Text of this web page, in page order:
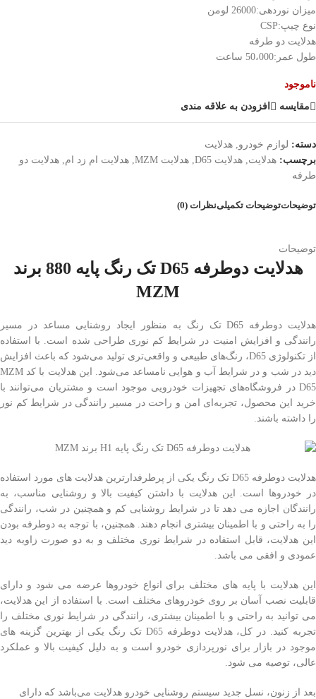
میزان نوردهی:26000 لومن
نوع چیپ:CSP
هدلایت دو طرفه
طول عمر:50،000 ساعت
ناموجود
مقایسه افزودن به علاقه مندی
دسته: لوازم خودرو, هدلایت
برچسب: هدلایت, هدلایت D65 , هدلایت MZM , هدلایت ام زد ام, هدلایت دو
طرفه
توضیحاتتوضیحات تکمیلینظرات (0)
توضیحات
هدلایت دوطرفه D65 تک رنگ پایه 880 برند
MZM
هدلایت دوطرفه D65 تک رنگ به منظور ایجاد روشنایی مساعد در مسیر
رانندگی و افزایش امنیت در شرایط کم نوری طراحی شده است. با استفاده
از تکنولوژی D65، رنگ‌های طبیعی و واقعی‌تری تولید می‌شود که باعث افزایش
دید در شب و در شرایط آب و هوایی نامساعد می‌شود. این هدلایت با کد MZM
D65 در فروشگاه‌های تجهیزات خودرویی موجود است و مشتریان می‌توانند با
خرید این محصول، تجربه‌ای امن و راحت در مسیر رانندگی در شرایط کم نور
را داشته باشند.
هدلایت دوطرفه D65 تک رنگ یکی از پرطرفدارترین هدلایت های مورد استفاده
در خودروها است. این هدلایت با داشتن کیفیت بالا و روشنایی مناسب، به
رانندگان اجازه می دهد تا در شرایط روشنایی کم و همچنین در شب، رانندگی
را به راحتی و با اطمینان بیشتری انجام دهند. همچنین، با توجه به دوطرفه بودن
این هدلایت، قابل استفاده در شرایط نوری مختلف و به دو صورت زاویه دید
عمودی و افقی می باشد.
این هدلایت با پایه های مختلف برای انواع خودروها عرضه می شود و دارای
قابلیت نصب آسان بر روی خودروهای مختلف است. با استفاده از این هدلایت،
می توانید به راحتی و با اطمینان بیشتری، رانندگی در شرایط نوری مختلف را
تجربه کنید. در کل، هدلایت دوطرفه D65 تک رنگ یکی از بهترین گزینه های
موجود در بازار برای نورپردازی خودرو است و به دلیل کیفیت بالا و عملکرد
عالی، توصیه می شود.
بعد از زنون، نسل جدید سیستم روشنایی خودرو هدلایت می‌باشد که دارای